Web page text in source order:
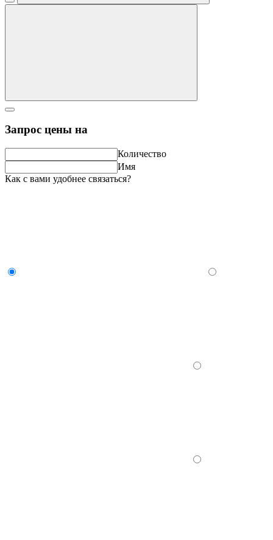
Запрос цены на
Количество
Имя
Как с вами удобнее связаться?